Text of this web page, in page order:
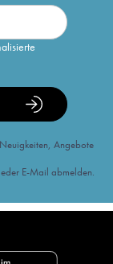
Angebote
E-Mail abmelden.